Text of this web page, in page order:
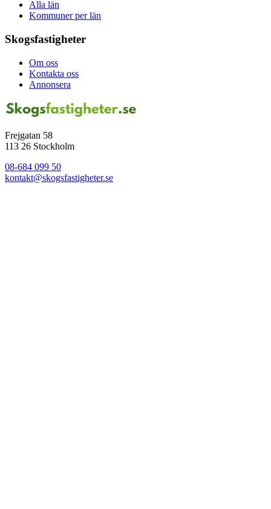
Alla län
Kommuner per län
Skogsfastigheter
Om oss
Kontakta oss
Annonsera
Frejgatan 58
113 26 Stockholm
08-684 099 50
kontakt@skogsfastigheter.se